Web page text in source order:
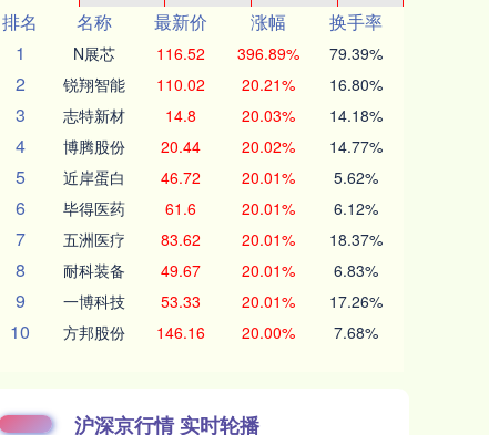
排名
名称 最新价 涨幅
换手率
1
N展芯 116.52 396.89% 79.39%
2 锐翔智能 110.02 20.21% 16.80%
3 志特新材 14.8 20.03% 14.18%
4 博腾股份 20.44 20.02% 14.77%
5 近岸蛋白 46.72 20.01% 5.62%
6 毕得医药 61.6 20.01% 6.12%
7 五洲医疗 83.62 20.01% 18.37%
8 耐科装备 49.67 20.01% 6.83%
9 一博科技 53.33 20.01% 17.26%
10 方邦股份 146.16 20.00% 7.68%
沪深京行情 实时轮播